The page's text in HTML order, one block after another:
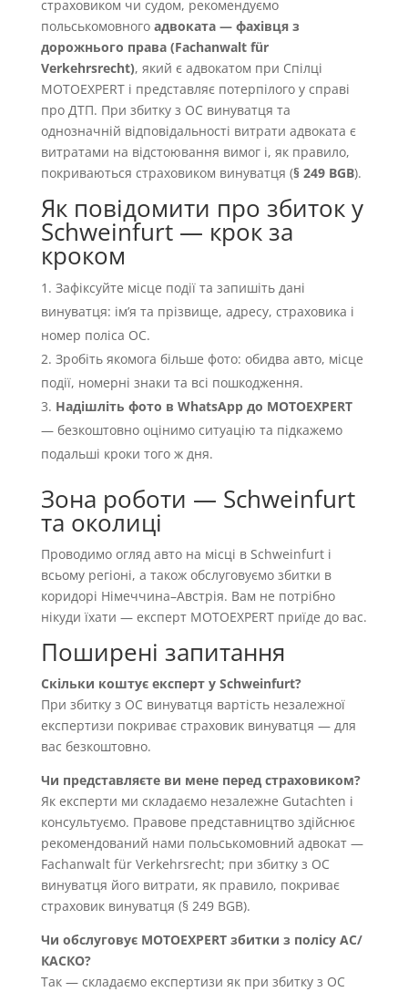
страховиком чи судом, рекомендуємо
польськомовного адвоката — фахівця з
дорожнього права (Fachanwalt für
Verkehrsrecht), який є адвокатом при Спілці
MOTOEXPERT і представляє потерпілого у справі
про ДТП. При збитку з OC винуватця та
однозначній відповідальності витрати адвоката є
витратами на відстоювання вимог і, як правило,
покриваються страховиком винуватця (§ 249 BGB).
Як повідомити про збиток у
Schweinfurt — крок за
кроком
Зафіксуйте місце події та запишіть дані
винуватця: імʼя та прізвище, адресу, страховика і
номер поліса OC.
Зробіть якомога більше фото: обидва авто, місце
події, номерні знаки та всі пошкодження.
Надішліть фото в WhatsApp до MOTOEXPERT
— безкоштовно оцінимо ситуацію та підкажемо
подальші кроки того ж дня.
Зона роботи — Schweinfurt
та околиці
Проводимо огляд авто на місці в Schweinfurt і
всьому регіоні, а також обслуговуємо збитки в
коридорі Німеччина–Австрія. Вам не потрібно
нікуди їхати — експерт MOTOEXPERT приїде до вас.
Поширені запитання
Скільки коштує експерт у Schweinfurt?
При збитку з OC винуватця вартість незалежної
експертизи покриває страховик винуватця — для
вас безкоштовно.
Чи представляєте ви мене перед страховиком?
Як експерти ми складаємо незалежне Gutachten і
консультуємо. Правове представництво здійснює
рекомендований нами польськомовний адвокат —
Fachanwalt für Verkehrsrecht; при збитку з OC
винуватця його витрати, як правило, покриває
страховик винуватця (§ 249 BGB).
Чи обслуговує MOTOEXPERT збитки з полісу AC/
КАСКО?
Так — складаємо експертизи як при збитку з OC